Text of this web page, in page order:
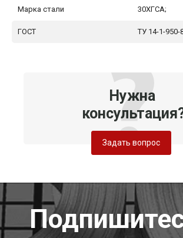
Марка стали 30ХГСА;
ГОСТ ТУ 14-1-950-
Нужна
Задать вопрос